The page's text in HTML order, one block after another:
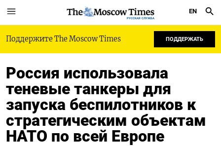
РУССКАЯ СЛУЖБА
EN
Поддержите The Moscow Times ПОДДЕРЖАТЬ
Россия использовала
теневые танкеры для
запуска беспилотников к
стратегическим объектам
НАТО по всей Европе